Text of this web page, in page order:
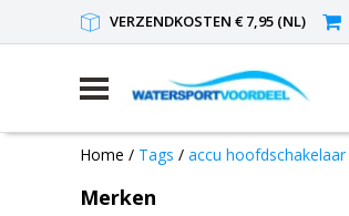
VERZENDKOSTEN € 7,95 (NL)
Home / Tags / accu hoofdschakelaar
Merken